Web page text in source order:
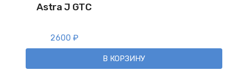
Astra J GTC
2600 ₽
В КОРЗИНУ